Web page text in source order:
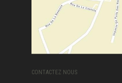
CONTACTEZ NOUS